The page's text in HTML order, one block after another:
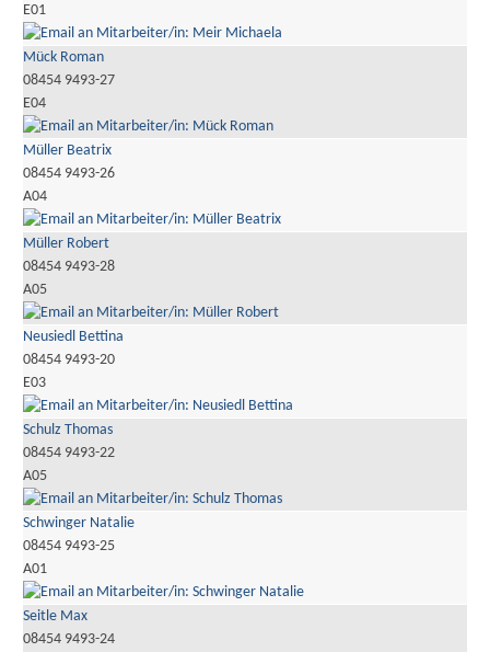
E01
Mück Roman
08454 9493-27
E04
Müller Beatrix
08454 9493-26
A04
Müller Robert
08454 9493-28
A05
Neusiedl Bettina
08454 9493-20
E03
Schulz Thomas
08454 9493-22
A05
Schwinger Natalie
08454 9493-25
A01
Seitle Max
08454 9493-24